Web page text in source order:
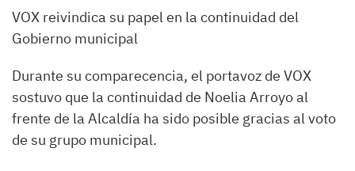
VOX reivindica su papel en la continuidad del
Gobierno municipal
Durante su comparecencia, el portavoz de VOX
sostuvo que la continuidad de Noelia Arroyo al
frente de la Alcaldía ha sido posible gracias al voto
de su grupo municipal.